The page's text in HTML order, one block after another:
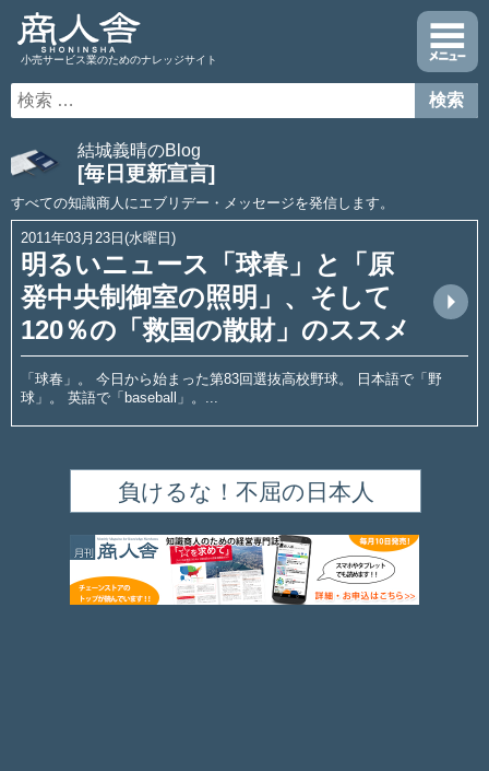
小売サービス業のためのナレッジサイト
結城義晴のBlog
[毎日更新宣言]
すべての知識商人にエブリデー・メッセージを発信します。
2011年03月23日(水曜日)
明るいニュース「球春」と「原
発中央制御室の照明」、そして
120％の「救国の散財」のススメ
arrow_drop_up
「球春」。 今日から始まった第83回選抜高校野球。 日本語で「野
球」。 英語で「baseball」。...
負けるな！不屈の日本人